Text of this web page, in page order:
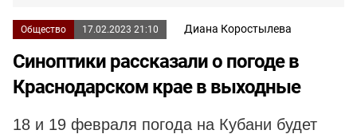
Общество 17.02.2023 21:10 Диана Коростылева
Синоптики рассказали о погоде в
Краснодарском крае в выходные
18 и 19 февраля погода на Кубани будет